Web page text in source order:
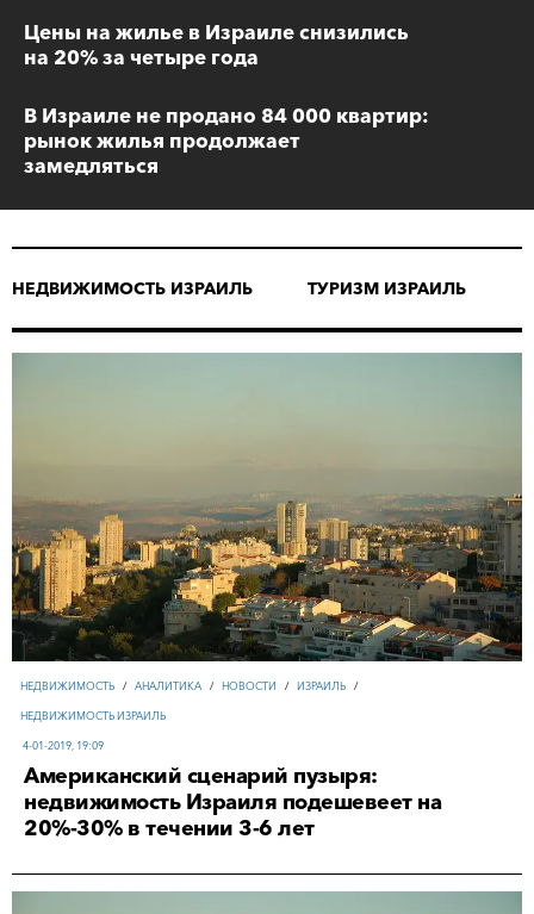
Цены на жилье в Израиле снизились
на 20% за четыре года
В Израиле не продано 84 000 квартир:
рынок жилья продолжает
замедляться
НЕДВИЖИМОСТЬ ИЗРАИЛЬ ТУРИЗМ ИЗРАИЛЬ
НЕДВИЖИМОСТЬ / АНАЛИТИКА / НОВОСТИ / ИЗРАИЛЬ /
НЕДВИЖИМОСТЬ ИЗРАИЛЬ
4-01-2019, 19:09
Американский сценарий пузыря:
недвижимость Израиля подешевеет на
20%-30% в течении 3-6 лет